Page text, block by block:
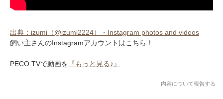
出典：izumi（@izumi2224）・Instagram photos and videos
飼い主さんのInstagramアカウントはこちら！
PECO TVで動画を 『もっと見る♪』
内容について報告する